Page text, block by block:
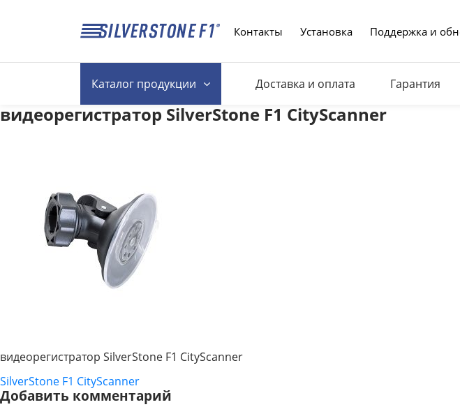
Контакты Установка Поддержка и
Каталогпродукции Доставка и оплата Гарантия
видеорегистратор SilverStone F1 CityScanner
видеорегистратор SilverStone F1 CityScanner
НАВИГАЦИЯ
SilverStone F1 CityScanner
Добавить комментарий